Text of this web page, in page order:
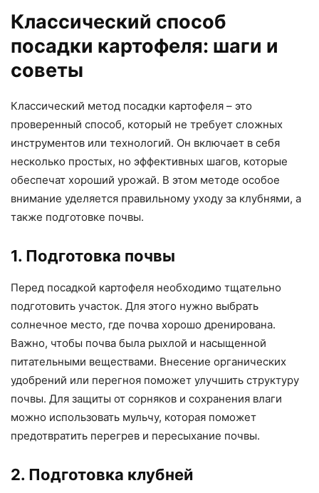
Классический способ
посадки картофеля: шаги и
советы
Классический метод посадки картофеля – это
проверенный способ, который не требует сложных
инструментов или технологий. Он включает в себя
несколько простых, но эффективных шагов, которые
обеспечат хороший урожай. В этом методе особое
внимание уделяется правильному уходу за клубнями, а
также подготовке почвы.
1. Подготовка почвы
Перед посадкой картофеля необходимо тщательно
подготовить участок. Для этого нужно выбрать
солнечное место, где почва хорошо дренирована.
Важно, чтобы почва была рыхлой и насыщенной
питательными веществами. Внесение органических
удобрений или перегноя поможет улучшить структуру
почвы. Для защиты от сорняков и сохранения влаги
можно использовать мульчу, которая поможет
предотвратить перегрев и пересыхание почвы.
2. Подготовка клубней